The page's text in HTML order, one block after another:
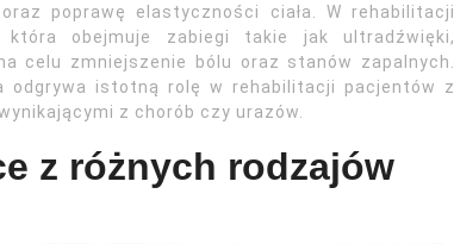
poprawę elastyczności ciała. W rehabilitacji
obejmuje zabiegi takie jak ultradźwięki,
celu zmniejszenie bólu oraz stanów zapalnych.
odgrywa istotną rolę w rehabilitacji pacjentów z
z chorób czy urazów.
z różnych rodzajów